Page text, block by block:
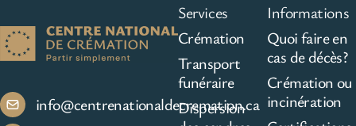
info@centrenationaldecremation.ca
Services
Crémation
Transport
funéraire
Dispersion
Informations
Quoi faire en
cas de décès?
Crémation ou
incinération